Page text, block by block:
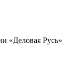
«Деловая Русь»